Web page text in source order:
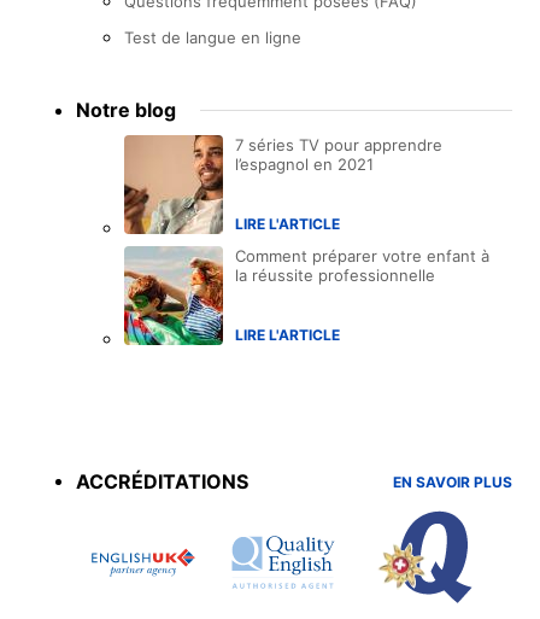
Test de langue en ligne
Notre blog
7 séries TV pour apprendre
l’espagnol en 2021
LIRE L'ARTICLE
Comment préparer votre enfant à
la réussite professionnelle
LIRE L'ARTICLE
ACCRÉDITATIONS
EN SAVOIR PLUS